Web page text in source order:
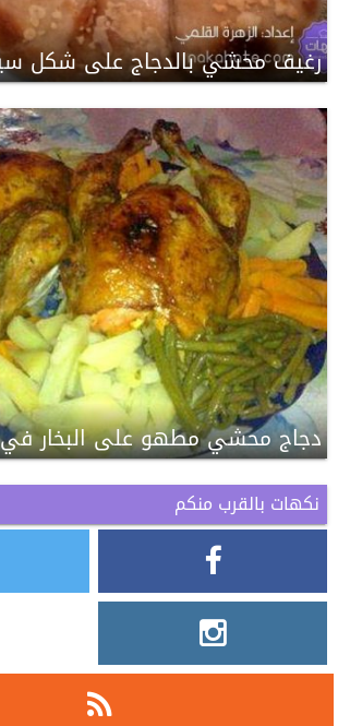
رغيف محشي بالدجاج على شكل
دجاج محشي مطهو على البخار
نكهات بالقرب منكم